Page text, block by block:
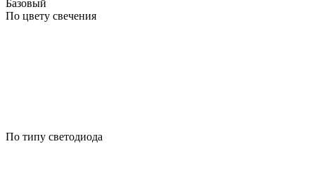
Базовый
По цвету свечения
По типу светодиода